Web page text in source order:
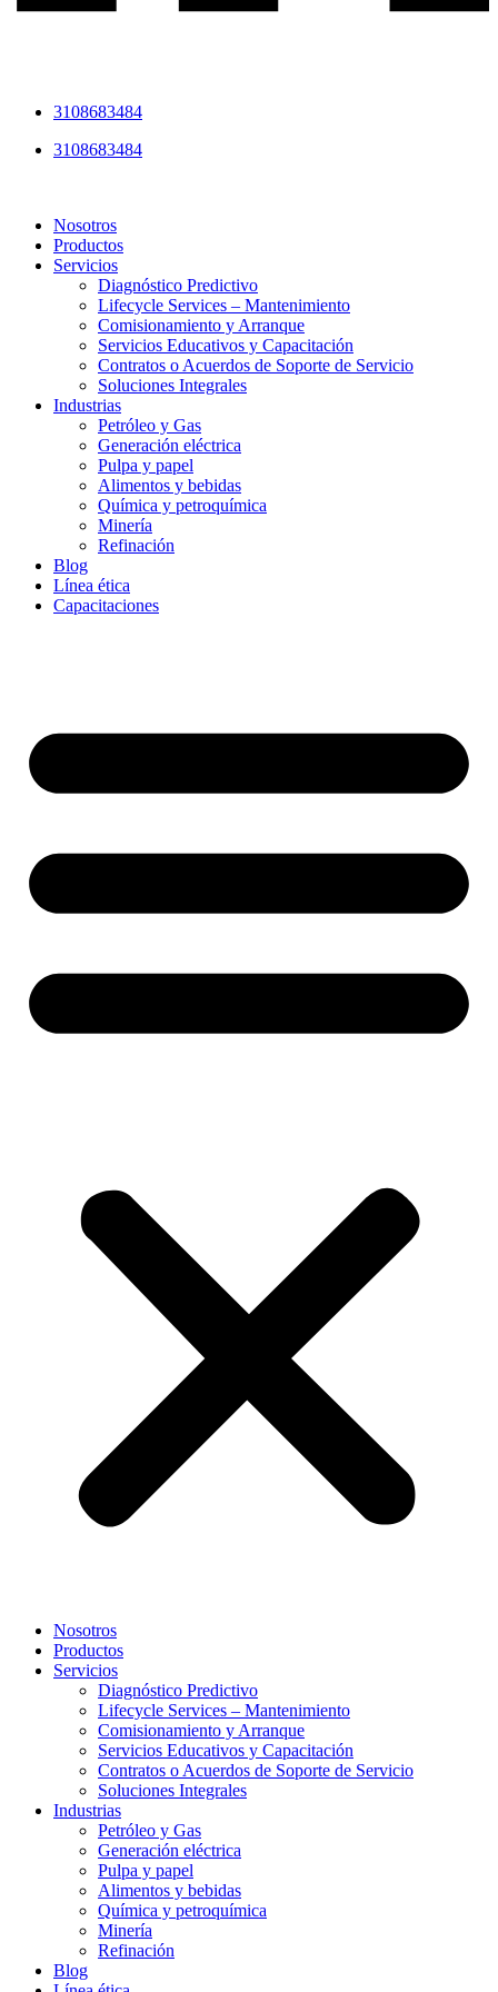
3108683484
3108683484
Nosotros
Productos
Servicios
Diagnóstico Predictivo
Lifecycle Services – Mantenimiento
Comisionamiento y Arranque
Servicios Educativos y Capacitación
Contratos o Acuerdos de Soporte de Servicio
Soluciones Integrales
Industrias
Petróleo y Gas
Generación eléctrica
Pulpa y papel
Alimentos y bebidas
Química y petroquímica
Minería
Refinación
Blog
Línea ética
Capacitaciones
Nosotros
Productos
Servicios
Diagnóstico Predictivo
Lifecycle Services – Mantenimiento
Comisionamiento y Arranque
Servicios Educativos y Capacitación
Contratos o Acuerdos de Soporte de Servicio
Soluciones Integrales
Industrias
Petróleo y Gas
Generación eléctrica
Pulpa y papel
Alimentos y bebidas
Química y petroquímica
Minería
Refinación
Blog